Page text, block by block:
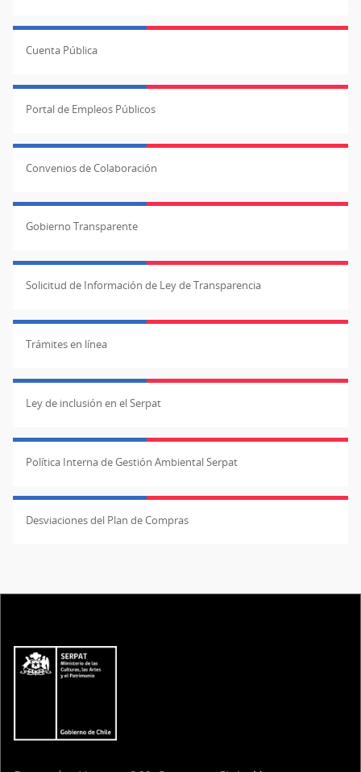
Cuenta Pública
Portal de Empleos Públicos
Convenios de Colaboración
Gobierno Transparente
Solicitud de Información de Ley de Transparencia
Trámites en línea
Ley de inclusión en el Serpat
Política Interna de Gestión Ambiental Serpat
Desviaciones del Plan de Compras